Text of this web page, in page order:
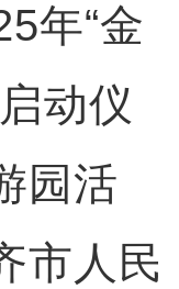
年“金
动仪
园活
市人民